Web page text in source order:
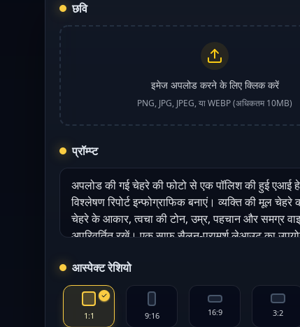
छवि
इमेज अपलोड करने के लिए क्लिक करें
PNG, JPG, JPEG, या WEBP (अधिकतम 10MB)
प्रॉम्प्ट
आस्पेक्ट रेशियो
1:1 9:16 16:9 3:2